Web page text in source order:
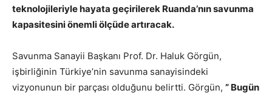
teknolojileriyle hayata geçirilerek Ruanda’nın savunma
kapasitesini önemli ölçüde artıracak.
Savunma Sanayii Başkanı Prof. Dr. Haluk Görgün,
işbirliğinin Türkiye’nin savunma sanayisindeki
vizyonunun bir parçası olduğunu belirtti. Görgün, ” Bugün